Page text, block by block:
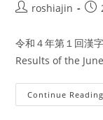
Postroshiajin
令和４年第１回漢
Results of the
Continue Reading